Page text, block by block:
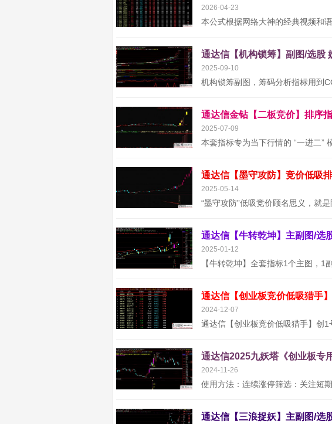
2026-04-23
2025-09-10
2025-07-09
2025-05-14
2025-01-12
通达信【创业板竞价低吸猎手
2024-12-07
通达信2025九妖塔《创业板专
2024-11-26